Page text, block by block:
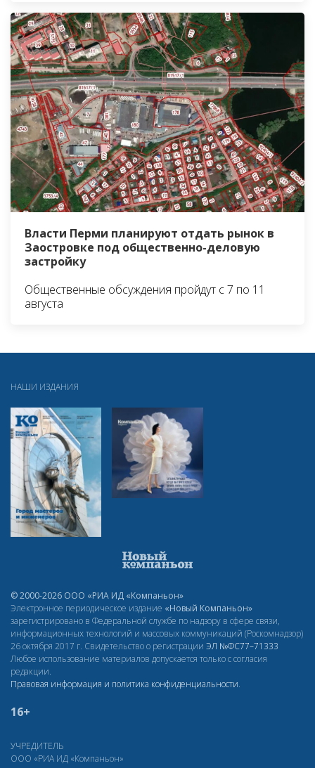
Власти Перми планируют отдать рынок в
Заостровке под общественно-деловую
застройку
Общественные обсуждения пройдут с 7 по 11
августа
НАШИ ИЗДАНИЯ
© 2000-2026 ООО «РИА ИД «Компаньон»
Электронное периодическое издание «Новый Компаньон»
зарегистрировано в Федеральной службе по надзору в сфере связи,
информационных технологий и массовых коммуникаций (Роскомнадзор)
26 октября 2017 г. Свидетельство о регистрации ЭЛ №ФС77–71333
Любое использование материалов допускается только с согласия
редакции.
Правовая информация и политика конфиденциальности.
16+
УЧРЕДИТЕЛЬ
ООО «РИА ИД «Компаньон»